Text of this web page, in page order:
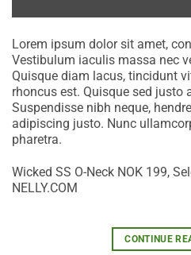
Lorem ipsum dolor sit amet,
Vestibulum iaculis massa nec
Quisque diam lacus, tincidunt
rhoncus est. Quisque sed justo
Suspendisse nibh neque,
adipiscing justo. Nunc
pharetra.
Wicked SS O-Neck NOK 199,
NELLY.COM
CONTINUE